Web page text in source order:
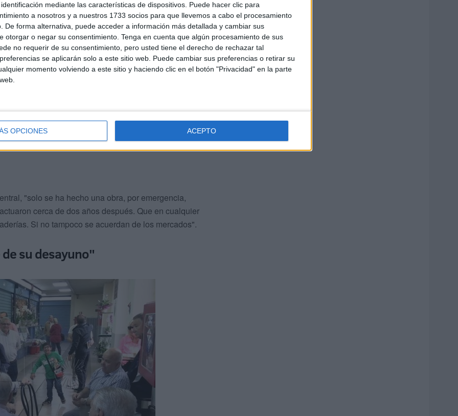
mediante las características de dispositivos. Puede hacer clic para
a nosotros y a nuestros 1733 socios para que llevemos a cabo el procesamiento
De forma alternativa, puede acceder a información más detallada y cambiar sus
otorgar o negar su consentimiento. Tenga en cuenta que algún procesamiento de sus
no requerir de su consentimiento, pero usted tiene el derecho de rechazar tal
se aplicarán solo a este sitio web. Puede cambiar sus preferencias o retirar su
momento volviendo a este sitio y haciendo clic en el botón "Privacidad" en la parte
OPCIONES ACEPTO
aquí no se nota, no se ve. Pero ni en el Central ni
una rejilla: eso no son seis millones de euros", ha
"solo se ha hecho una obra, por emergencia,
cerca de dos años después. Que en cualquier
Si no tampoco se acuerdan de los mercados".
su desayuno"